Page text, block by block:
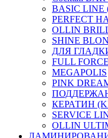
BASIC LINE
PERFECT
OLLIN
SHINE
ДЛЯ
FULL
MEGAPOLIS
PINK
КЕРАТИН
SERVICE
OLLIN